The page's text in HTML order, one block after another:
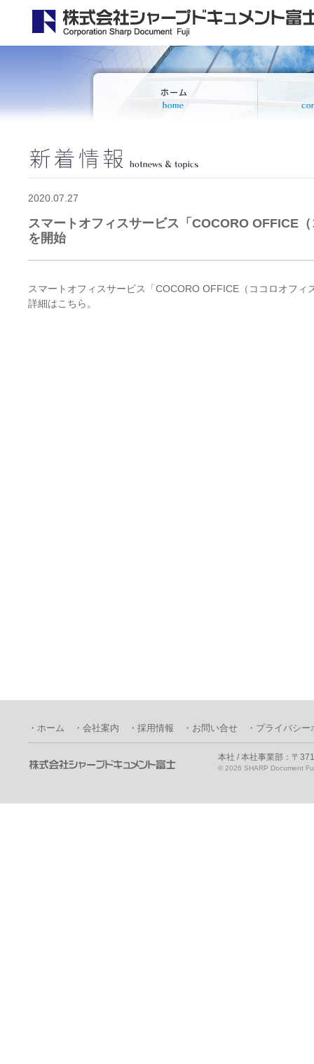
2020.07.27
スマートオフィスサービス「COCORO OFFICE
を開始
スマートオフィスサービス「COCORO OFFICE（ココロオフィ
詳細はこちら。
・ホーム ・会社案内 ・採用情報 ・お問い合せ ・プライバシ
本社 / 本社事業部：〒
© 2026 SHARP Document